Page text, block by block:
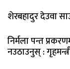
शेरबहादुर देउवा
निर्मला पन्त
नउठाउनुस् :